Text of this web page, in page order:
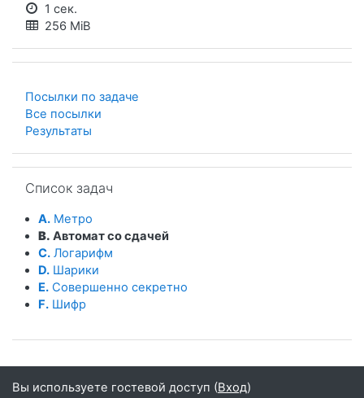
1 сек.
256 MiB
Посылки по задаче
Все посылки
Результаты
Список задач
A. Метро
B. Автомат со сдачей
C. Логарифм
D. Шарики
E. Совершенно секретно
F. Шифр
Вы используете гостевой доступ (Вход)